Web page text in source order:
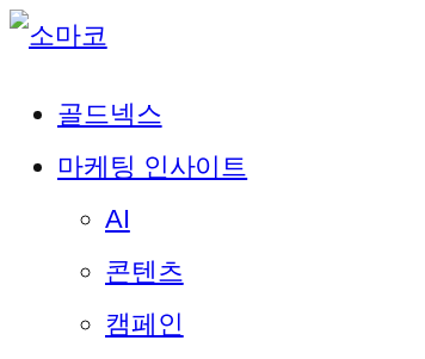
골드넥스
마케팅 인사이트
AI
콘텐츠
캠페인